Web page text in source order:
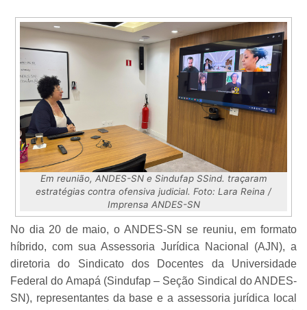
Em reunião, ANDES-SN e Sindufap SSind. traçaram
estratégias contra ofensiva judicial. Foto: Lara Reina /
Imprensa ANDES-SN
No dia 20 de maio, o ANDES-SN se reuniu, em formato
híbrido, com sua Assessoria Jurídica Nacional (AJN), a
diretoria do Sindicato dos Docentes da Universidade
Federal do Amapá (Sindufap – Seção Sindical do ANDES-
SN), representantes da base e a assessoria jurídica local